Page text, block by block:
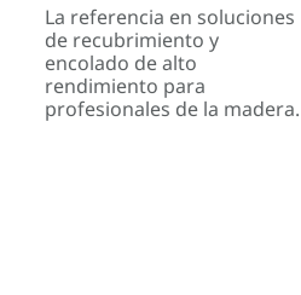
La referencia en soluciones
de recubrimiento y
encolado de alto
rendimiento para
profesionales de la madera.